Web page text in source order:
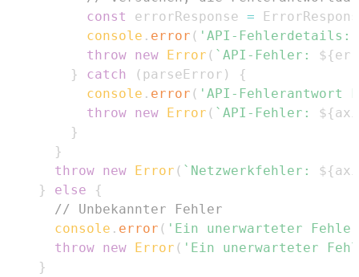
const
errorResponse =
console . error ( 'API-Fehlerdetails:'
throw new Error ( ` API-Fehler: ${
}
catch ( parseError )
{
console . error ( 'API-Fehlerantwort
throw new Error ( ` API-Fehler: ${
}
}
throw new Error ( ` Netzwerkfehler: ${
}
else
{
// Unbekannter Fehler
console . error ( 'Ein unerwarteter
throw new Error ( 'Ein unerwarteter
}